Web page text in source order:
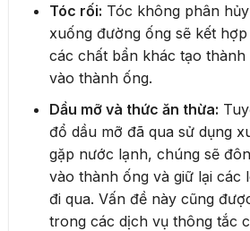
Tóc rối: Tóc không phân
xuống đường ống sẽ kết
các chất bẩn khác tạo
vào thành ống.
Dầu mỡ và thức ăn thừa:
đổ dầu mỡ đã qua sử dụng
gặp nước lạnh, chúng sẽ
vào thành ống và giữ lại các
đi qua. Vấn đề này cũng
trong các dịch vụ thông tắc